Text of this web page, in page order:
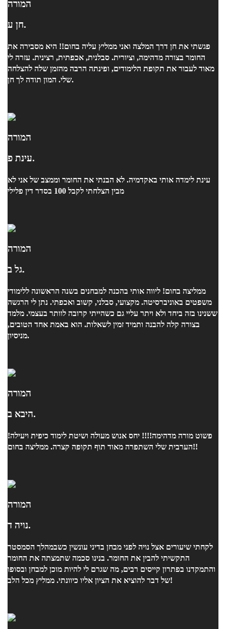
המורה
חן ע.
פגשתי את חן דרך המלצה ואני ממליץ עליה בחום!! היא מסבירה את
החומר בצורה מדהימה, וציורית. סבלנית, אכפתית, רצינית. עזרה לי
מאוד לעבור את תקופת הלימודים, ופינתה הרבה מהזמן שלה להצלחה
שלי. המון תודה לך חן.
המורה
עינת פ.
עינת לימדה אותי באקדמיה. לא הבנתי את החומר וממצב של אני לא
מבין הצלחתי לקבל 100 בסדר דין פלילי
המורה
גל ב.
ממליצה בחום! ליווה אותי בהכנה למבחנים בשנה הראשונה ללימודי
משפטים באוניברסיטה. מקצועי, סבלני, קשוב ואכפתי. נתן לי הרגשה
ששנינו בזה ביחד ולא ויתר עליי גם כשהייתי קרובה לוותר בעצמי. מלמד
בצורה קלה להבנה ותמיד זמין לשאלות. הוא באמת אחד הטובים,
מניסיון.
המורה
היבא ב.
פשוט מורה מדהימה!!!! יחס אנוש מעולה ושיטת לימוד כיפית ויעילה!
הערבית שלי השתפרה מאוד תוף תקופה קצרה. ממליצה בחום!!
המורה
נויה ד.
לקחתי שיעורים אצל נויה לפני מבחן בדיני עונשין כשבמהלך הסמסטר
התקשיתי להבין את החומר. בנינו סכמה שתמצתה את החומר
והתמקדנו בפתרון קייסים רבים, מה שגרם לי להיות מוכן למבחן ובסופו
של דבר להוציא את הציון אליו כיוונתי. ממליץ מכל הלב!